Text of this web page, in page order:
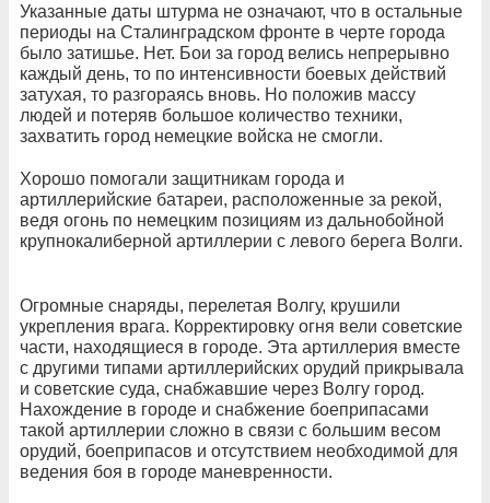
Указанные даты штурма не означают, что в остальные
периоды на Сталинградском фронте в черте города
было затишье. Нет. Бои за город велись непрерывно
каждый день, то по интенсивности боевых действий
затухая, то разгораясь вновь. Но положив массу
людей и потеряв большое количество техники,
захватить город немецкие войска не смогли.
Хорошо помогали защитникам города и
артиллерийские батареи, расположенные за рекой,
ведя огонь по немецким позициям из дальнобойной
крупнокалиберной артиллерии с левого берега Волги.
Огромные снаряды, перелетая Волгу, крушили
укрепления врага. Корректировку огня вели советские
части, находящиеся в городе. Эта артиллерия вместе
с другими типами артиллерийских орудий прикрывала
и советские суда, снабжавшие через Волгу город.
Нахождение в городе и снабжение боеприпасами
такой артиллерии сложно в связи с большим весом
орудий, боеприпасов и отсутствием необходимой для
ведения боя в городе маневренности.